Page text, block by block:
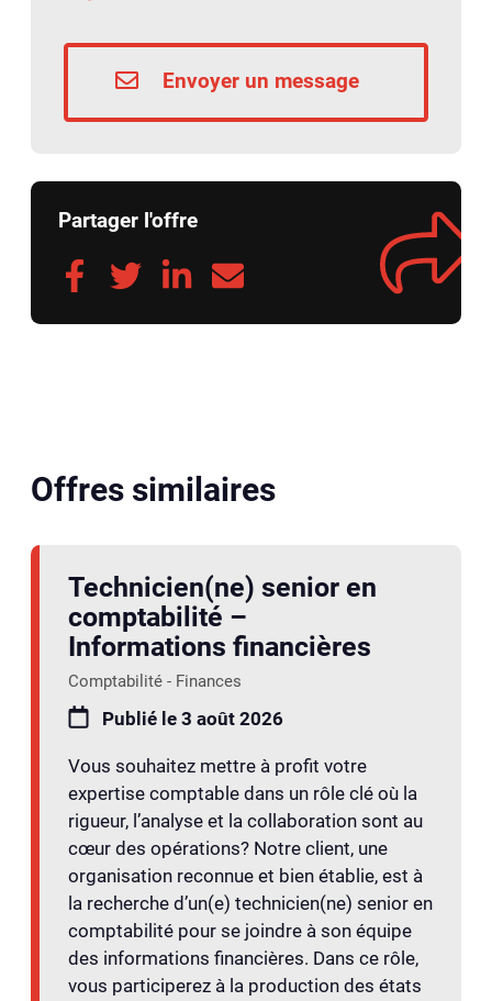
Envoyer un message
Partager l'offre
Offres similaires
Technicien(ne) senior en
comptabilité –
Informations financières
Comptabilité - Finances
Publié le 3 août 2026
Vous souhaitez mettre à profit votre
expertise comptable dans un rôle clé où la
rigueur, l’analyse et la collaboration sont au
cœur des opérations? Notre client, une
organisation reconnue et bien établie, est à
la recherche d’un(e) technicien(ne) senior en
comptabilité pour se joindre à son équipe
des informations financières. Dans ce rôle,
vous participerez à la production des états